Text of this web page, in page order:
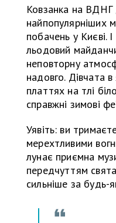
Ковзанка на ВДНГ
найпопулярніших
побачень у Києві.
льодовий
неповторну
надовго. Дівчата
платтях на тлі
справжні зимові
Уявіть: ви
мерехтливими
лунає приємна
передчуттям
сильніше за будь-